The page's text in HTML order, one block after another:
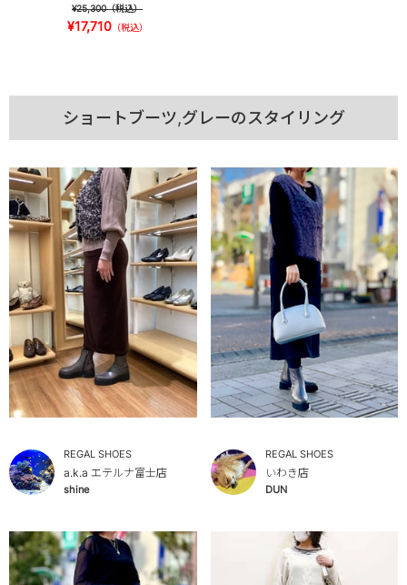
¥25,300（税込）
¥17,710（税込）
ショートブーツ,グレーのスタイリング
REGAL SHOES
a.k.a エテルナ富士店
shine
REGAL SHOES
いわき店
DUN